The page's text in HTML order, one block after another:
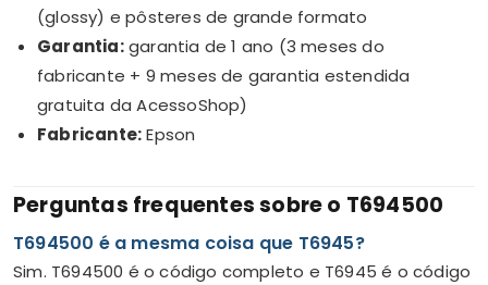
(glossy) e pôsteres de grande formato
Garantia:garantia de 1 ano (3 meses do
fabricante + 9 meses de garantia estendida
gratuita da AcessoShop)
Fabricante:Epson
Perguntas frequentes sobre o T694500
T694500 é a mesma coisa que T6945?
Sim. T694500 é o código completo e T6945 é o código